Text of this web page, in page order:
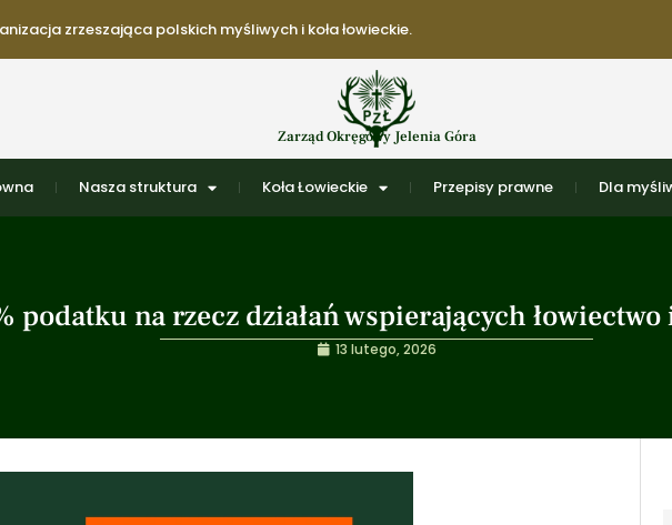
zrzeszająca polskich myśliwych i koła łowieckie.
Zarząd Okręgowy Jelenia Góra
Nasza struktura Koła Łowieckie Przepisy prawne Dla
podatku na rzecz działań wspierających
13 lutego, 2026